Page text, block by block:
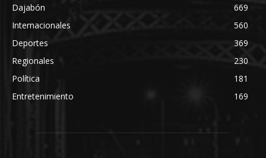
Dajabón
669
Internacionales
560
Deportes
369
Regionales
230
Política
181
Entretenimiento
169